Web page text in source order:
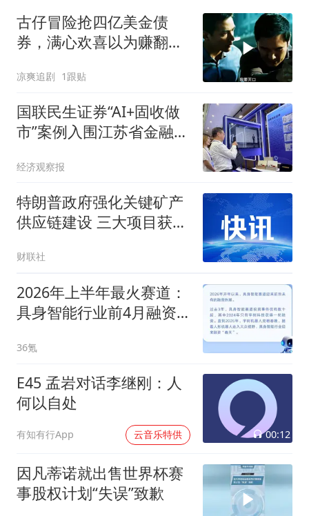
古仔冒险抢四亿美金债
券，满心欢喜以为赚翻，
凉爽追剧 1跟贴
国联民生证券“AI+固收做
市”案例入围江苏省金融科
融科技前沿成果亮相推进
会
经济观察报
特朗普政府强化关键矿产
供应链建设 三大项目获
财联社
2026年上半年最火赛道：
具身智能行业前4月融资
元
36氪
E45 孟岩对话李继刚：人
何以自处
有知有行App 云音乐特供 00:12
因凡蒂诺就出售世界杯赛
事股权计划“失误”致歉